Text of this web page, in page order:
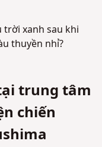
trời xanh sau khi
thuyền nhỉ?
trung tâm
chiến